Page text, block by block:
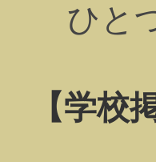
ひと
【学校